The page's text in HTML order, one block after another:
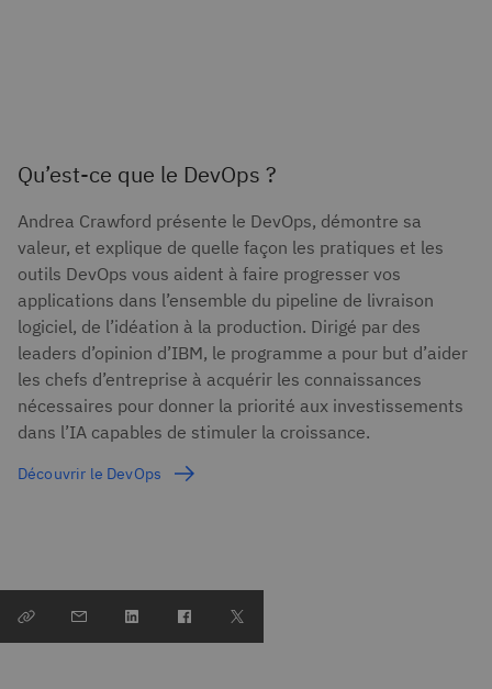
Qu’est-ce que le DevOps ?
Andrea Crawford présente le DevOps, démontre sa
valeur, et explique de quelle façon les pratiques et les
outils DevOps vous aident à faire progresser vos
applications dans l’ensemble du pipeline de livraison
logiciel, de l’idéation à la production. Dirigé par des
leaders d’opinion d’IBM, le programme a pour but d’aider
les chefs d’entreprise à acquérir les connaissances
nécessaires pour donner la priorité aux investissements
dans l’IA capables de stimuler la croissance.
Découvrir le DevOps